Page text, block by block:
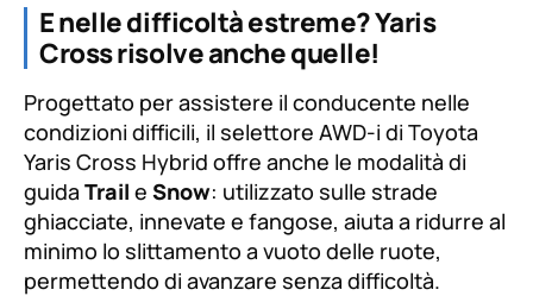
E nelle difficoltà estreme? Yaris
Cross risolve anche quelle!
Progettato per assistere il conducente nelle
condizioni difficili, il selettore AWD-i di Toyota
Yaris Cross Hybrid offre anche le modalità di
guida Trail e Snow: utilizzato sulle strade
ghiacciate, innevate e fangose, aiuta a ridurre al
minimo lo slittamento a vuoto delle ruote,
permettendo di avanzare senza difficoltà.